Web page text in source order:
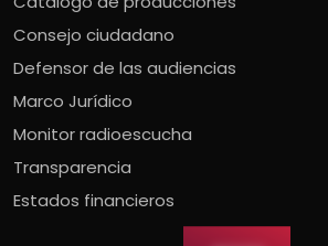
Consejo ciudadano
Defensor de las audiencias
Marco Jurídico
Monitor radioescucha
Transparencia
Estados financieros